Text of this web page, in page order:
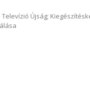
Televízió Újság;